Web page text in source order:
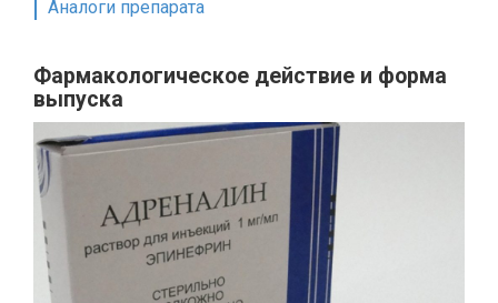
Аналоги препарата
Фармакологическое действие и форма
выпуска